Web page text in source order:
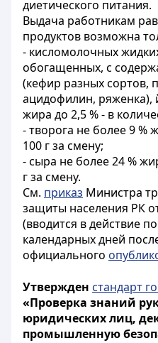
диетического питания.
Выдача работникам
продуктов возможна
- кисломолочных
обогащенных, с
(кефир разных сортов,
ацидофилин, ряженка),
жира до 2,5 % - в
- творога не более 9 %
100 г за смену;
- сыра не более 24 %
г за смену.
См. приказ Министра
защиты населения РК
(вводится в действие
календарных дней
официального
Утвержден стандарт
«Проверка знаний
юридических лиц,
промышленную